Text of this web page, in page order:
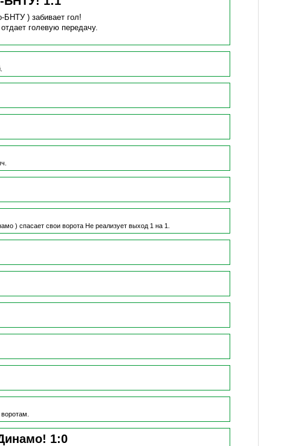
БНТУ ) забивает гол!
отдает голевую передачу.
) спасает свои ворота Не реализует выход 1 на 1.
1:0